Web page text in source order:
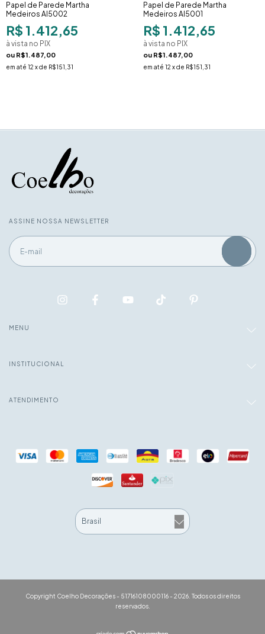
Papel de Parede Martha
Medeiros AI5002
R$ 1.412,65
à vista no PIX
ou R$1.487,00
em até 12 x de R$151,31
Papel de Parede Martha
Medeiros AI5001
R$ 1.412,65
à vista no PIX
ou R$1.487,00
em até 12 x de R$151,31
ASSINE NOSSA NEWSLETTER
MENU
INSTITUCIONAL
ATENDIMENTO
Copyright Coelho Decorações - 51716108000116 - 2026. Todos os direitos
reservados.